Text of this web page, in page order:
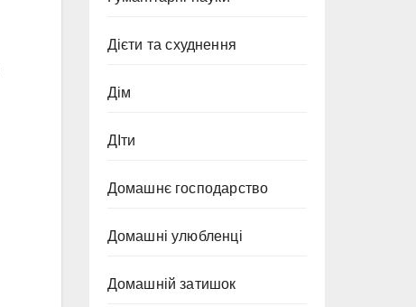
Дієти та схуднення
Дім
ДІти
Домашнє господарство
Домашні улюбленці
Домашній затишок